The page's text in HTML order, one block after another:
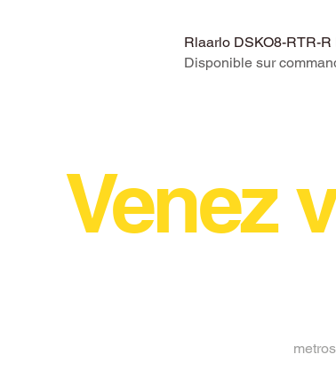
Rlaarlo DSKO8-RTR-
Disponible sur
Venez